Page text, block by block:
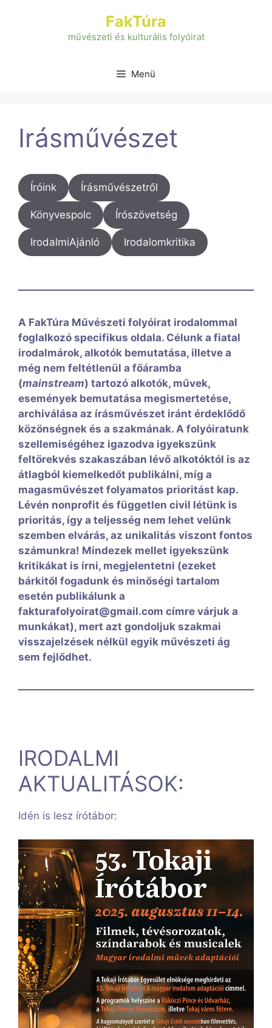
FakTúra
művészeti és kulturális folyóirat
Menü
Irásművészet
Íróink Írásművészetről
Könyvespolc Írószövetség
IrodalmiAjánló Irodalomkritika
A FakTúra Művészeti folyóirat irodalommal
foglalkozó specifikus oldala. Célunk a fiatal
irodalmárok, alkotók bemutatása, illetve a
még nem feltétlenül a főáramba
(mainstream) tartozó alkotók, művek,
események bemutatása megismertetése,
archiválása az írásművészet iránt érdeklődő
közönségnek és a szakmának. A folyóiratunk
szellemiségéhez igazodva igyekszünk
feltörekvés szakaszában lévő alkotóktól is az
átlagból kiemelkedőt publikálni, míg a
magasművészet folyamatos prioritást kap.
Lévén nonprofit és független civil létünk is
prioritás, így a teljesség nem lehet velünk
szemben elvárás, az unikalitás viszont fontos
számunkra! Mindezek mellet igyekszünk
kritikákat is írni, megjelentetni (ezeket
bárkitől fogadunk és minőségi tartalom
esetén publikálunk a
fakturafolyoirat@gmail.com címre várjuk a
munkákat), mert azt gondoljuk szakmai
visszajelzések nélkül egyik művészeti ág
sem fejlődhet.
IRODALMI
AKTUALITÁSOK:
Idén is lesz írótábor: